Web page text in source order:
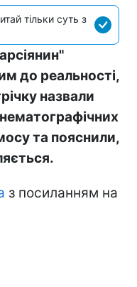
тільки суть з
до реальності,
назвали
та пояснили,
з посиланням на